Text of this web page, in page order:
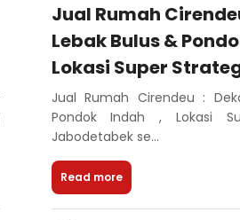
Jual Rumah
Lebak Bulus &
Lokasi Super
Jual Rumah Cirendeu :
Pondok Indah , Lokasi
Jabodetabek se...
Read more